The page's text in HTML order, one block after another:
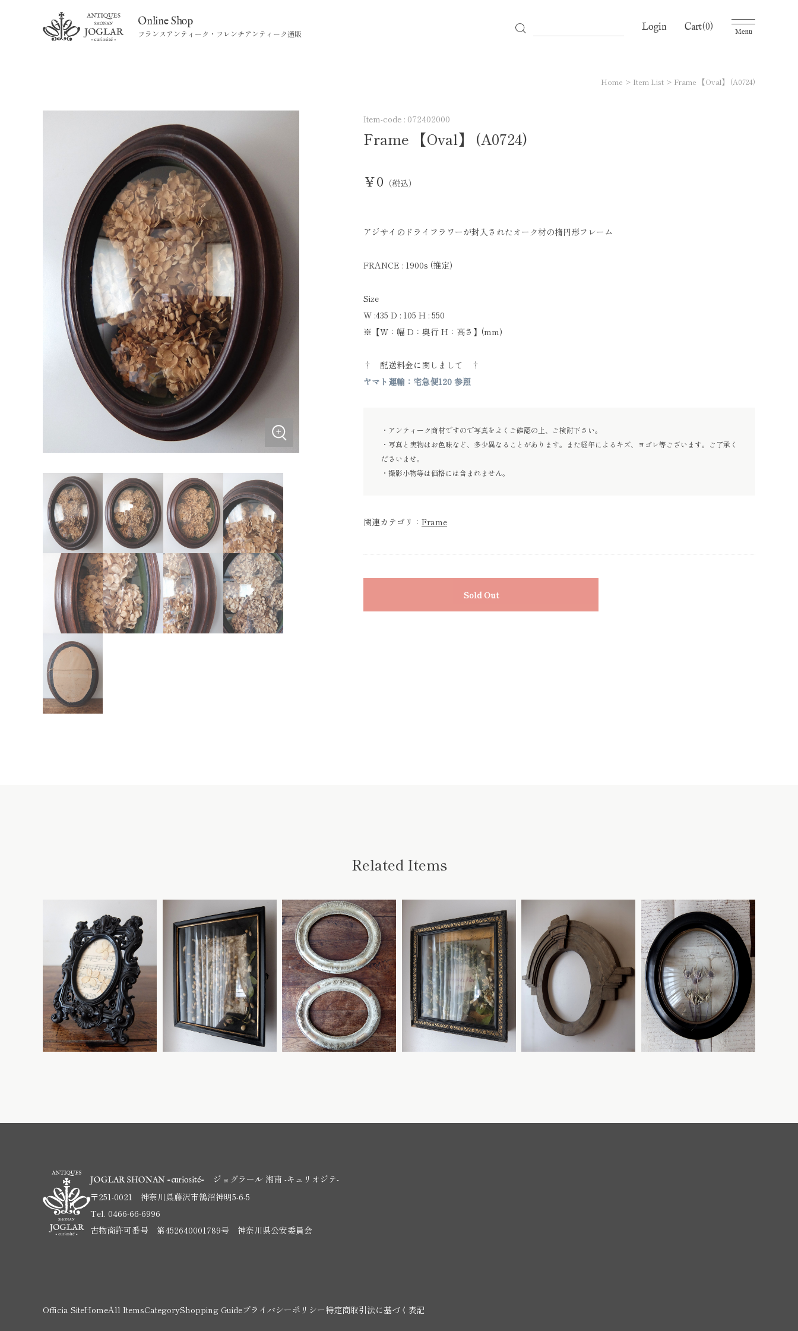
Online Shop
フランスアンティーク・フレンチアンティーク通販
Login Cart(0) Menu
Home Item List Frame 【Oval】 (A0724)
Item-code : 072402000
Frame 【Oval】 (A0724)
￥0 （税込）
アジサイのドライフラワーが封入されたオーク材の楕円形フレーム
FRANCE : 1900s (推定)
Size
W :435 D : 105 H : 550
※【W：幅 D：奥行 H：高さ】(mm)
† 配送料金に関しまして †
ヤマト運輸：宅急便120 参照
・アンティーク商材ですので写真をよくご確認の上、ご検討下さい。
・写真と実物はお色味など、多少異なることがあります。また経年によるキズ、ヨゴレ等ございます。ご了承く
ださいませ。
・撮影小物等は価格には含まれません。
関連カテゴリ： Frame
Sold Out
Related Items
JOGLAR SHONAN -curiosité-
ジョグラール 湘南 -キュリオジテ-
〒251-0021 神奈川県藤沢市鵠沼神明5-6-5
Tel. 0466-66-6996
古物商許可番号 第452640001789号 神奈川県公安委員会
Officia SiteHomeAll ItemsCategoryShopping Guideプライバシーポリシー特定商取引法に基づく表記